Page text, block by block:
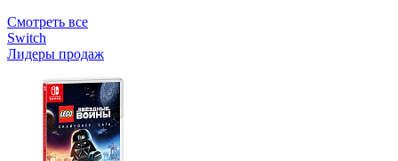
Смотреть все
Switch
Лидеры продаж